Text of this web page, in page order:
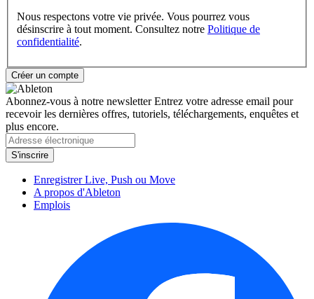
Nous respectons votre vie privée. Vous pourrez vous
désinscrire à tout moment. Consultez notre Politique de
confidentialité.
Abonnez-vous à notre newsletterEntrez votre adresse email pour
recevoir les dernières offres, tutoriels, téléchargements, enquêtes et
plus encore.
Enregistrer Live, Push ou Move
A propos d'Ableton
Emplois